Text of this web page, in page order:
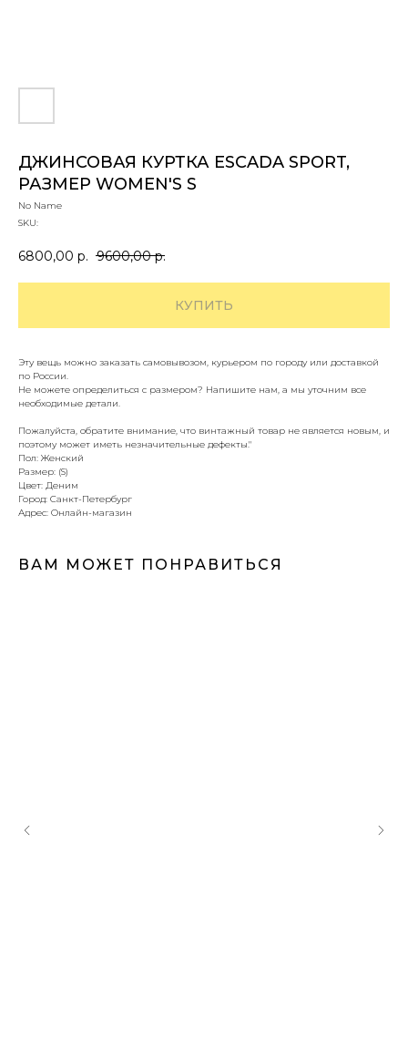
ДЖИНСОВАЯ КУРТКА ESCADA SPORT,
РАЗМЕР WOMEN'S S
No Name
SKU:
6800,00 р. 9600,00 р.
КУПИТЬ
Эту вещь можно заказать самовывозом, курьером по городу или доставкой
по России.
Не можете определиться с размером? Напишите нам, а мы уточним все
необходимые детали.
Пожалуйста, обратите внимание, что винтажный товар не является новым, и
поэтому может иметь незначительные дефекты."
Пол: Женский
Размер: (S)
Цвет: Деним
Город: Санкт-Петербург
Адрес: Онлайн-магазин
ВАМ МОЖЕТ ПОНРАВИТЬСЯ